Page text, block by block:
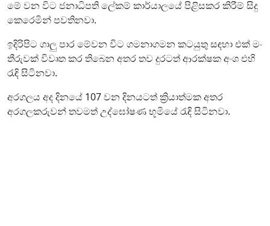
මේ වන විට ජනාධිපති ලේකම් කාර්යාලයේ පිළිසකර කිරීම් සිදු
කෙරෙමින් පවතිනවා.
ඉදිරිපිට ගාලු පාර මේවන විට ගමනාගමන කටයුතු සඳහා එක් මං
තීරුවක් විවෘත කර තිබෙන අතර තව දුරටත් ආරක්ෂක අංශ එහි
රැඳි සිටිනවා.
අරගලය අද දිනයේ 107 වන දිනයටත් ක්‍රියාත්මක අතර
අරගලකරුවන් තවමත් උද්ඝෝෂණ භූමියේ රැඳි සිටිනවා.